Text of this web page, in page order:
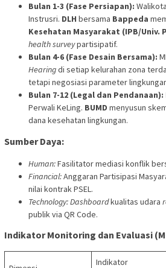
Bulan 1-3 (Fase Persiapan):
Instrusri. DLH bersama Bappeda
Kesehatan Masyarakat (IPB/Univ.
health surveypartisipatif.
Bulan 4-6 (Fase Desain Bersama):
Hearingdi setiap kelurahan zona
tetapi negosiasi parameter
Bulan 7-12 (Legal dan Pendanaan):
Perwali KeLing. BUMD menyusun
dana kesehatan lingkungan.
Sumber Daya:
Human:Fasilitator mediasi konflik
Financial:Anggaran Partisipasi
nilai kontrak PSEL.
Technology:Dashboardkualitas udara
publik via QR Code.
Indikator Monitoring dan Evaluasi
Indikator